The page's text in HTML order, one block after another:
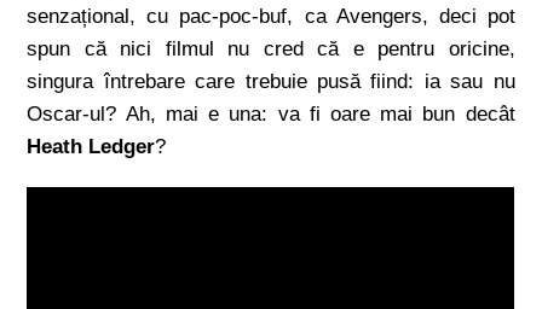
senzațional, cu pac-poc-buf, ca Avengers, deci pot
spun că nici filmul nu cred că e pentru oricine,
singura întrebare care trebuie pusă fiind: ia sau nu
Oscar-ul? Ah, mai e una: va fi oare mai bun decât
Heath Ledger?